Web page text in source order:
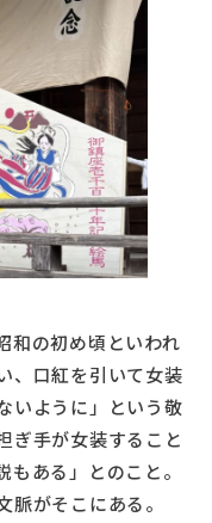
和の初め頃といわれ
、口紅を引いて女装
いように」という敬
ぎ手が女装すること
ある」とのこと。
がそこにある。